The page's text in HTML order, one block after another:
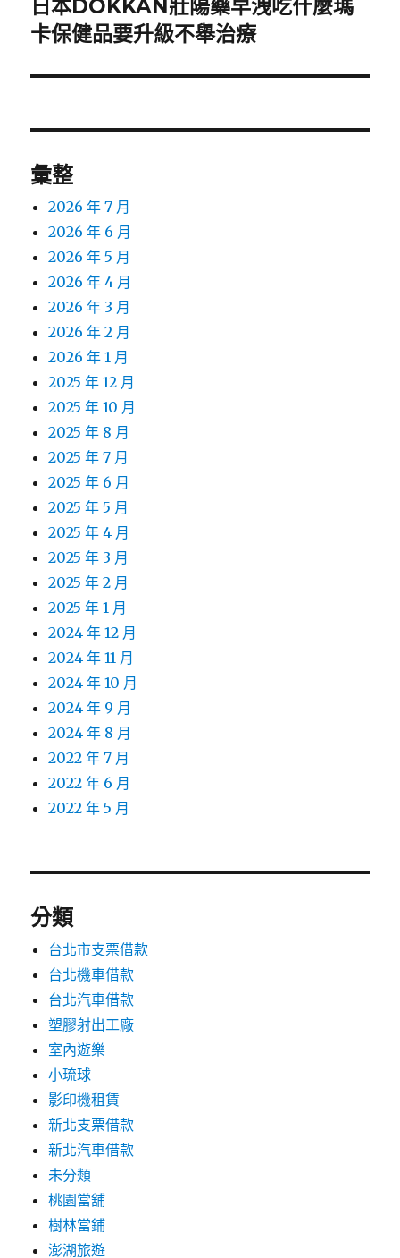
下
一
文
日本DOKKAN壯陽藥早洩吃什麼瑪
卡保健品要升級不舉治療
彙整
2026 年 7 月
2026 年 6 月
2026 年 5 月
2026 年 4 月
2026 年 3 月
2026 年 2 月
2026 年 1 月
2025 年 12 月
2025 年 10 月
2025 年 8 月
2025 年 7 月
2025 年 6 月
2025 年 5 月
2025 年 4 月
2025 年 3 月
2025 年 2 月
2025 年 1 月
2024 年 12 月
2024 年 11 月
2024 年 10 月
2024 年 9 月
2024 年 8 月
2022 年 7 月
2022 年 6 月
2022 年 5 月
分類
台北市支票借款
台北機車借款
台北汽車借款
塑膠射出工廠
室內遊樂
小琉球
影印機租賃
新北支票借款
新北汽車借款
未分類
桃園當舖
樹林當鋪
澎湖旅遊